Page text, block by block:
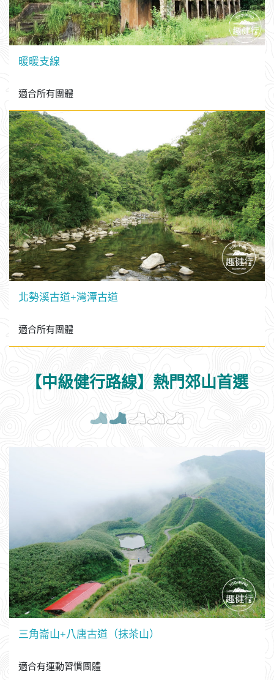
暖暖支線
適合所有團體
北勢溪古道+灣潭古道
適合所有團體
【中級健行路線】熱門郊山首選
三角崙山+八唐古道（抹茶山）
適合有運動習慣團體